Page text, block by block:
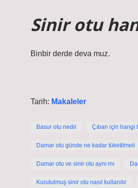
Sinir otu
Binbir derde deva muz.
Tarih: Makaleler
Basur otu nedir Çıban için hangi
Damar otu günde ne kadar tüketilmeli
Damar otu ve sinir otu aynı mı
Kurutulmuş sinir otu nasıl kullanılır